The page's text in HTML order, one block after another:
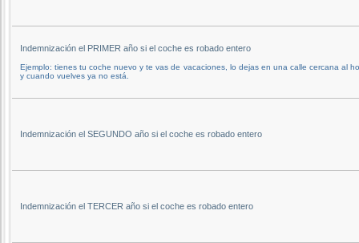
Indemnización el PRIMER año si el coche es robado entero
Ejemplo: tienes tu coche nuevo y te vas de vacaciones, lo dejas en una calle cercana al
y cuando vuelves ya no está.
Indemnización el SEGUNDO año si el coche es robado entero
Indemnización el TERCER año si el coche es robado entero